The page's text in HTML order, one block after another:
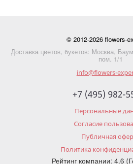
© 2012-2026 flowers-
Доставка цветов, букетов: Москва,
пом. 1/1
info@flowers-
+7 (495) 982-
Персональные
Согласие
Публичная
Политика
Рейтинг компании: 4.6